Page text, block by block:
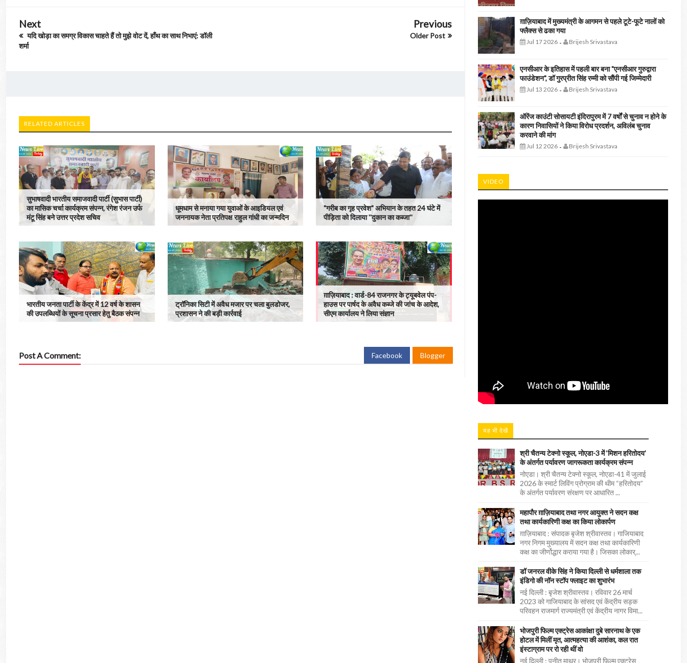
Next
यदि खोड़ा का समग्र विकास चाहते हैं तो मुझे वोट दें, हाँथ का साथ निभाएं: डॉली
शर्मा
Previous
Older Post
RELATED ARTICLES
सुभाषवादी भारतीय समाजवादी पार्टी (सुभास पार्टी)
का मासिक चर्चा कार्यक्रम संपन्न, रंगेश रंजन उर्फ
मंटू सिंह बने उत्तर प्रदेश सचिव
धूमधाम से मनाया गया युवाओं के आइडियल एवं
जननायक नेता प्रतिपक्ष राहुल गांधी का जन्मदिन
"गरीब का गृह प्रवेश" अभियान के तहत 24 घंटे में
पीड़िता को दिलाया ''दुकान का कब्जा''
भारतीय जनता पार्टी के केंद्र में 12 वर्ष के शासन
की उपलब्धियों के सूचना प्रसार हेतु बैठक संपन्न
ट्रॉनिका सिटी में अवैध मजार पर चला बुलडोजर,
प्रशासन ने की बड़ी कार्रवाई
ग़ाज़ियाबाद : वार्ड-84 राजनगर के ट्यूबवेल पंप-
हाउस पर पार्षद के अवैध कब्जे की जांच के आदेश,
सीएम कार्यालय ने लिया संज्ञान
Post A Comment: Facebook Blogger
ग़ाज़ियाबाद में मुख्यमंत्री के आगमन से पहले टूटे-फूटे नालों को
फ्लैक्स से ढका गया
Jul 17 2026- Brijesh Srivastava
एनसीआर के इतिहास में पहली बार बना "एनसीआर गुरुद्वारा
फाउंडेशन", डॉ गुरप्रीत सिंह रम्मी को सौंपी गई जिम्मेदारी
Jul 13 2026- Brijesh Srivastava
ऑरेंज काउंटी सोसायटी इंदिरापुरम में 7 वर्षों से चुनाव न होने के
कारण निवासियों ने किया विरोध प्रदर्शन, अविलंब चुनाव
करवाने की मांग
Jul 12 2026- Brijesh Srivastava
VIDEO
यह भी देखें
श्री चैतन्य टेक्नो स्कूल, नोएडा-3 में ‘मिशन हरितोदय’
के अंतर्गत पर्यावरण जागरूकता कार्यक्रम संपन्न
नोएडा। श्री चैतन्य टेक्नो स्कूल, नोएडा-41 में जुलाई
2026 के स्मार्ट लिविंग प्रोग्राम की थीम “हरितोदय”
के अंतर्गत पर्यावरण संरक्षण पर आधारित ...
महापौर ग़ाज़ियाबाद तथा नगर आयुक्त ने सदन कक्ष
तथा कार्यकारिणी कक्ष का किया लोकार्पण
ग़ाज़ियाबाद : संपादक बृजेश श्रीवास्तव। गाजियाबाद
नगर निगम मुख्यालय में सदन कक्ष तथा कार्यकारिणी
कक्ष का जीर्णोद्धार कराया गया है। जिसका लोकार्...
डॉ जनरल वीके सिंह ने किया दिल्ली से धर्मशाला तक
इंडिगो की नॉन स्टॉप फ्लाइट का शुभारंभ
नई दिल्ली : बृजेश श्रीवास्तव। रविवार 26 मार्च
2023 को गाजियाबाद के सांसद एवं केंद्रीय सड़क
परिवहन राजमार्ग राज्यमंत्री एवं केंद्रीय नागर विमा...
भोजपुरी फिल्म एक्ट्रेस आकांक्षा दुबे सारनाथ के एक
होटल में मिलीं मृत, आत्महत्या की आशंका, कल रात
इंस्टाग्राम पर रो रही थीं वो
नई दिल्ली : पुनीत माथुर। भोजपुरी फिल्म एक्ट्रेस